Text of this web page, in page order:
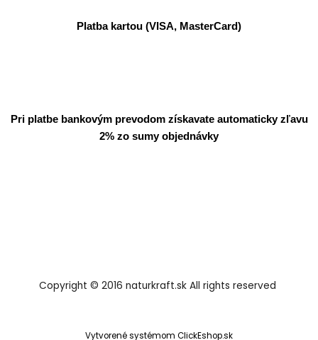
Platba kartou (VISA, MasterCard)
Pri platbe bankovým prevodom získavate automaticky zľavu
2% zo sumy objednávky
Copyright © 2016 naturkraft.sk All rights reserved
Vytvorené systémom ClickEshop.sk